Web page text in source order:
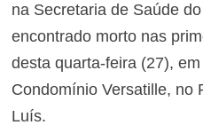
na Secretaria de Saúde
encontrado morto nas
desta quarta-feira (27),
Condomínio Versatille, no
Luís.